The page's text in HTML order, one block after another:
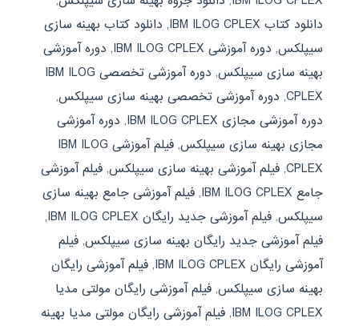
دانلود کتاب IBM ILOG CPLEX
, دانلود کتاب بهینه سازی
سیپلکس, دوره آموزشی IBM ILOG CPLEX , دوره آموزشی
بهینه سازی سیپلکس,
دوره آموزشی تخصصی IBM ILOG
CPLEX
, دوره آموزشی تخصصی بهینه سازی سیپلکس,
دوره آموزشی مجازی IBM ILOG CPLEX
, دوره آموزشی
مجازی بهینه سازی سیپلکس,
فیلم آموزشی IBM ILOG
CPLEX
, فیلم آموزشی بهینه سازی سیپلکس, فیلم آموزشی
جامع IBM ILOG CPLEX
, فیلم آموزشی جامع بهینه سازی
سیپلکس, فیلم آموزشی جدید رایگان IBM ILOG CPLEX
,
فیلم آموزشی جدید رایگان بهینه سازی سیپلکس, فیلم
آموزشی رایگان IBM ILOG CPLEX
, فیلم آموزشی رایگان
بهینه سازی سیپلکس, فیلم آموزشی رایگان مولتی مدیا
IBM ILOG CPLEX
, فیلم آموزشی رایگان مولتی مدیا بهینه